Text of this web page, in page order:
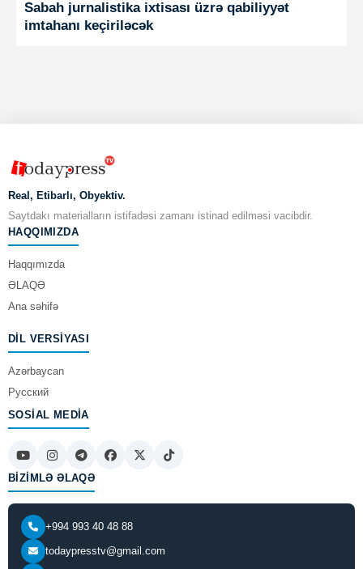
Sabah jurnalistika ixtisası üzrə qabiliyyət
imtahanı keçiriləcək
Real, Etibarlı, Obyektiv.
Saytdakı materialların istifadəsi zamanı istinad edilməsi vacibdir.
HAQQIMIZDA
Haqqımızda
ƏLAQƏ
Ana səhifə
DIL VERSIYASI
Azərbaycan
Русский
SOSIAL MEDIA
BIZIMLƏ ƏLAQƏ
+994 993 40 48 88
todaypresstv@gmail.com